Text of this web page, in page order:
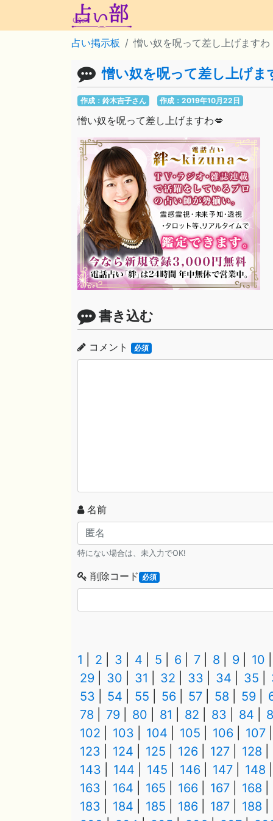
占い掲示板 憎い奴を呪って差し上げますわ
憎い奴を呪って差し上げま
作成：鈴木吉子さん 作成：2019年10月22日
憎い奴を呪って差し上げますわ💋
書き込む
コメント 必須
名前
特にない場合は、未入力でOK!
削除コード 必須
1 2 3 4 5 6 7 8 9
10
29
30 31 32 33 34 35
53
54 55 56 57 58 59
78
79 80 81 82 83 84
102
103 104 105 106
107
123
124 125 126 127
128
143
144 145 146 147
148
163
164 165 166 167
168
183
184 185 186 187
188